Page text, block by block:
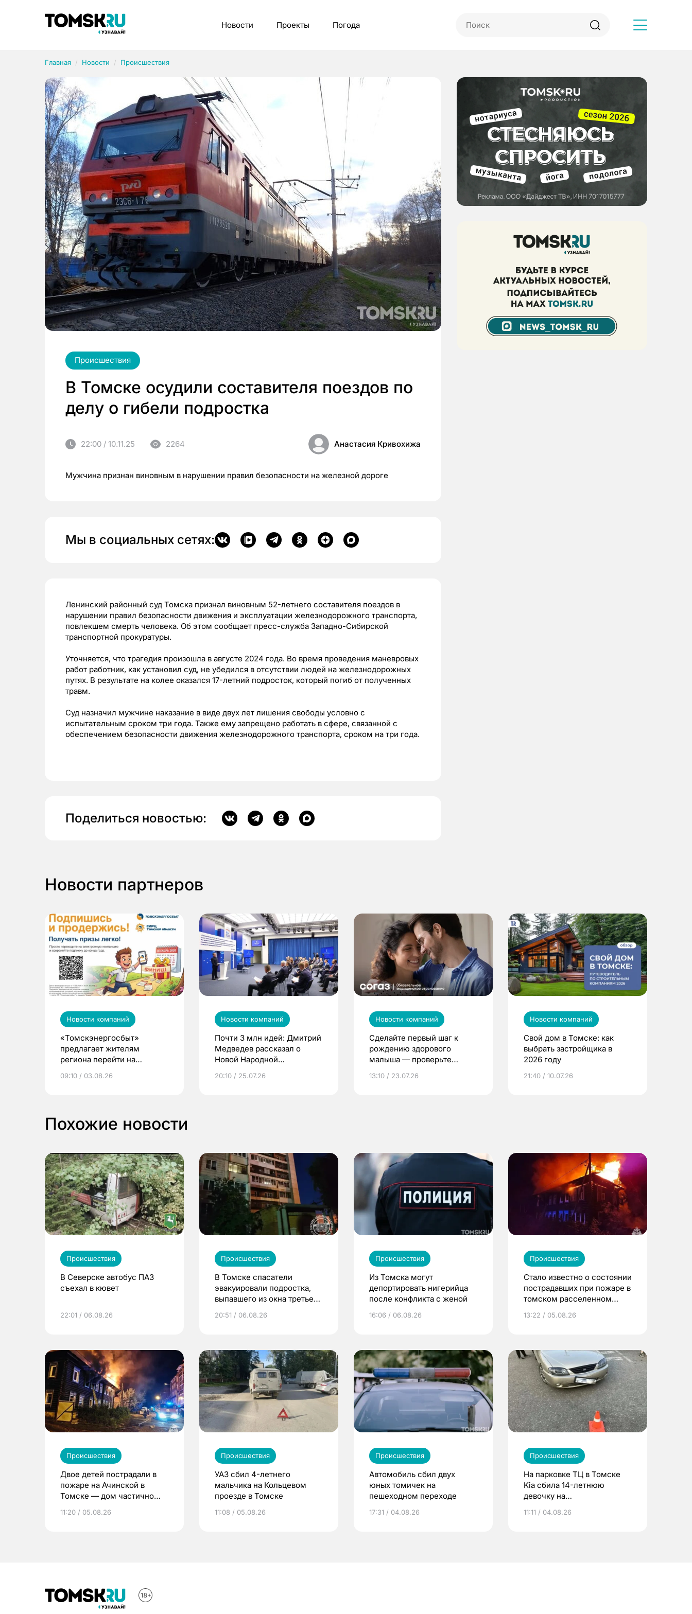
Новости Проекты Погода
Главная Новости Происшествия
Происшествия
В Томске осудили составителя поездов по
делу о гибели подростка
22:00 / 10.11.25 2264 Анастасия Кривохижа
Мужчина признан виновным в нарушении правил безопасности на железной дороге
Мы в социальных сетях:
Ленинский районный суд Томска признал виновным 52-летнего составителя поездов в
нарушении правил безопасности движения и эксплуатации железнодорожного транспорта,
повлекшем смерть человека. Об этом сообщает пресс-служба Западно-Сибирской
транспортной прокуратуры.
Уточняется, что трагедия произошла в августе 2024 года. Во время проведения маневровых
работ работник, как установил суд, не убедился в отсутствии людей на железнодорожных
путях. В результате на колее оказался 17-летний подросток, который погиб от полученных
травм.
Суд назначил мужчине наказание в виде двух лет лишения свободы условно с
испытательным сроком три года. Также ему запрещено работать в сфере, связанной с
обеспечением безопасности движения железнодорожного транспорта, сроком на три года.
Поделиться новостью:
Новости партнеров
Новости компаний
«Томскэнергосбыт»
предлагает жителям
региона перейти на
выиграть призы
09:10 / 03.08.26
Новости компаний
Почти 3 млн идей: Дмитрий
Медведев рассказал о
Новой Народной
20:10 / 25.07.26
Новости компаний
Сделайте первый шаг к
рождению здорового
малыша — проверьте
по ОМС!
13:10 / 23.07.26
Новости компаний
Свой дом в Томске: как
выбрать застройщика в
2026 году
21:40 / 10.07.26
Похожие новости
Происшествия
В Северске автобус ПАЗ
съехал в кювет
22:01 / 06.08.26
Происшествия
В Томске спасатели
эвакуировали подростка,
выпавшего из окна третьего
20:51 / 06.08.26
Происшествия
Из Томска могут
депортировать нигерийца
после конфликта с женой
16:06 / 06.08.26
Происшествия
Стало известно о состоянии
пострадавших при пожаре в
томском расселенном
13:22 / 05.08.26
Происшествия
Двое детей пострадали в
пожаре на Ачинской в
Томске — дом частично
11:20 / 05.08.26
Происшествия
УАЗ сбил 4-летнего
мальчика на Кольцевом
проезде в Томске
11:08 / 05.08.26
Происшествия
Автомобиль сбил двух
юных томичек на
пешеходном переходе
17:31 / 04.08.26
Происшествия
На парковке ТЦ в Томске
Kia сбила 14-летнюю
девочку на
11:11 / 04.08.26
Рубрики